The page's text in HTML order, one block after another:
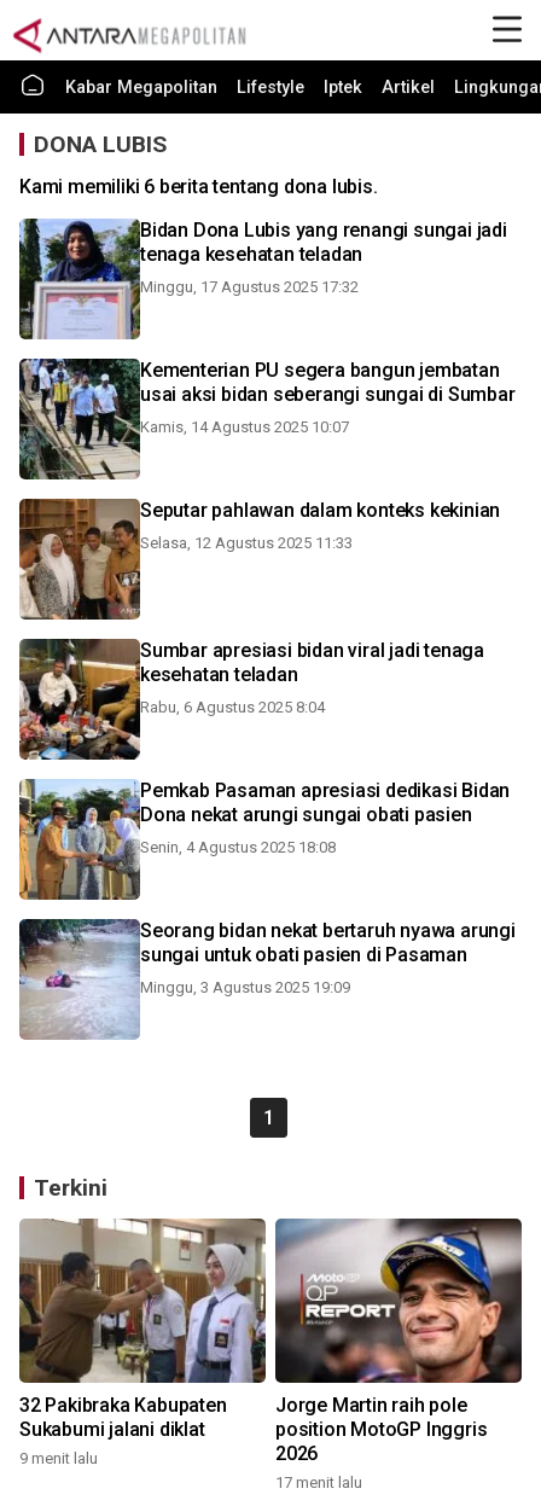
Kabar Megapolitan Lifestyle Iptek Artikel
DONA LUBIS
Kami memiliki 6 berita tentang dona lubis.
Bidan Dona Lubis yang renangi sungai jadi
tenaga kesehatan teladan
Minggu, 17 Agustus 2025 17:32
Kementerian PU segera bangun jembatan
usai aksi bidan seberangi sungai di Sumbar
Kamis, 14 Agustus 2025 10:07
Seputar pahlawan dalam konteks kekinian
Selasa, 12 Agustus 2025 11:33
Sumbar apresiasi bidan viral jadi tenaga
kesehatan teladan
Rabu, 6 Agustus 2025 8:04
Pemkab Pasaman apresiasi dedikasi Bidan
Dona nekat arungi sungai obati pasien
Senin, 4 Agustus 2025 18:08
Seorang bidan nekat bertaruh nyawa arungi
sungai untuk obati pasien di Pasaman
Minggu, 3 Agustus 2025 19:09
1
Terkini
32 Pakibraka Kabupaten
Sukabumi jalani diklat
9 menit lalu
Jorge Martin raih pole
position MotoGP Inggris
2026
17 menit lalu